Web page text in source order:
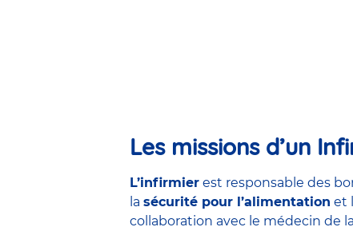
Les missions d’un
L’infirmier est responsable des
la sécurité pour l’alimentation et
collaboration avec le médecin de